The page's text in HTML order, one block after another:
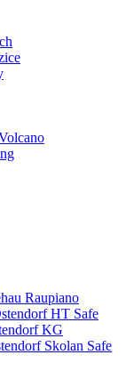
Raupiano
HT Safe
KG
Skolan Safe